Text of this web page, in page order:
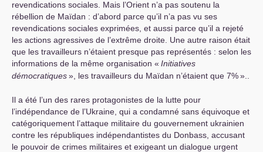
revendications sociales. Mais l’Orient n’a pas soutenu la
rébellion de Maïdan : d’abord parce qu’il n’a pas vu ses
revendications sociales exprimées, et aussi parce qu’il a rejeté
les actions agressives de l’extrême droite. Une autre raison était
que les travailleurs n’étaient presque pas représentés : selon les
informations de la même organisation « Initiatives
démocratiques», les travailleurs du Maïdan n’étaient que 7%»..
Il a été l’un des rares protagonistes de la lutte pour
l’indépendance de l’Ukraine, qui a condamné sans équivoque et
catégoriquement l’attaque militaire du gouvernement ukrainien
contre les républiques indépendantistes du Donbass, accusant
le pouvoir de crimes militaires et exigeant un dialogue urgent